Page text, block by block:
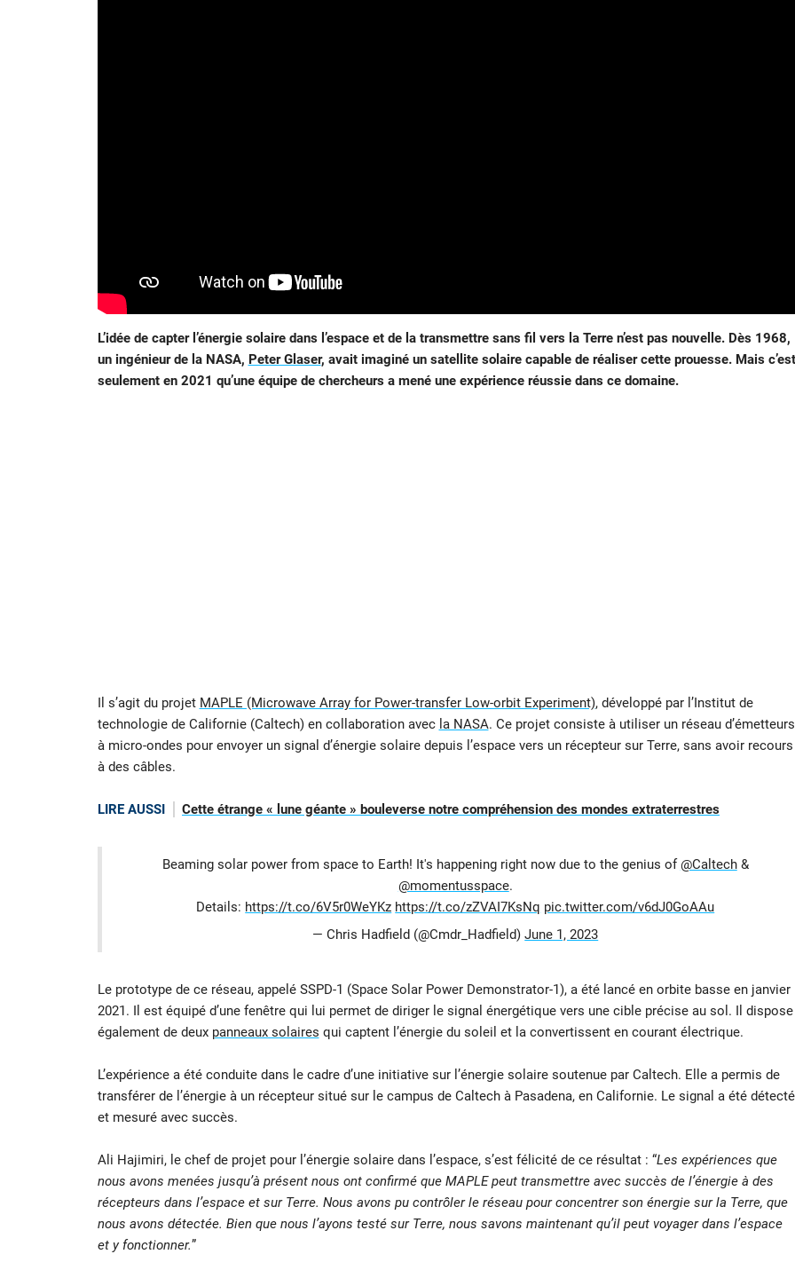
L’idée de capter l’énergie solaire dans l’espace et de la transmettre sans fil vers la Terre n’est pas nouvelle. Dès 1968,
un ingénieur de la NASA, Peter Glaser, avait imaginé un satellite solaire capable de réaliser cette prouesse. Mais c’est
seulement en 2021 qu’une équipe de chercheurs a mené une expérience réussie dans ce domaine.
Il s’agit du projet MAPLE (Microwave Array for Power-transfer Low-orbit Experiment), développé par l’Institut de
technologie de Californie (Caltech) en collaboration avec la NASA. Ce projet consiste à utiliser un réseau d’émetteurs
à micro-ondes pour envoyer un signal d’énergie solaire depuis l’espace vers un récepteur sur Terre, sans avoir recours
à des câbles.
LIRE AUSSI Cette étrange « lune géante » bouleverse notre compréhension des mondes extraterrestres
Beaming solar power from space to Earth! It's happening right now due to the genius of@Caltech&
@momentusspace.
Details: https://t.co/6V5r0WeYKz https://t.co/zZVAI7KsNq pic.twitter.com/v6dJ0GoAAu
— Chris Hadfield (@Cmdr_Hadfield)June 1, 2023
Le prototype de ce réseau, appelé SSPD-1 (Space Solar Power Demonstrator-1), a été lancé en orbite basse en janvier
2021. Il est équipé d’une fenêtre qui lui permet de diriger le signal énergétique vers une cible précise au sol. Il dispose
également de deux panneaux solaires qui captent l’énergie du soleil et la convertissent en courant électrique.
L’expérience a été conduite dans le cadre d’une initiative sur l’énergie solaire soutenue par Caltech. Elle a permis de
transférer de l’énergie à un récepteur situé sur le campus de Caltech à Pasadena, en Californie. Le signal a été détecté
et mesuré avec succès.
Ali Hajimiri, le chef de projet pour l’énergie solaire dans l’espace, s’est félicité de ce résultat : “Les expériences que
nous avons menées jusqu’à présent nous ont confirmé que MAPLE peut transmettre avec succès de l’énergie à des
récepteurs dans l’espace et sur Terre. Nous avons pu contrôler le réseau pour concentrer son énergie sur la Terre, que
nous avons détectée. Bien que nous l’ayons testé sur Terre, nous savons maintenant qu’il peut voyager dans l’espace
et y fonctionner.”